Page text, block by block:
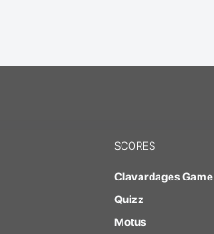
SCORES
Clavardages Game
Quizz
Motus